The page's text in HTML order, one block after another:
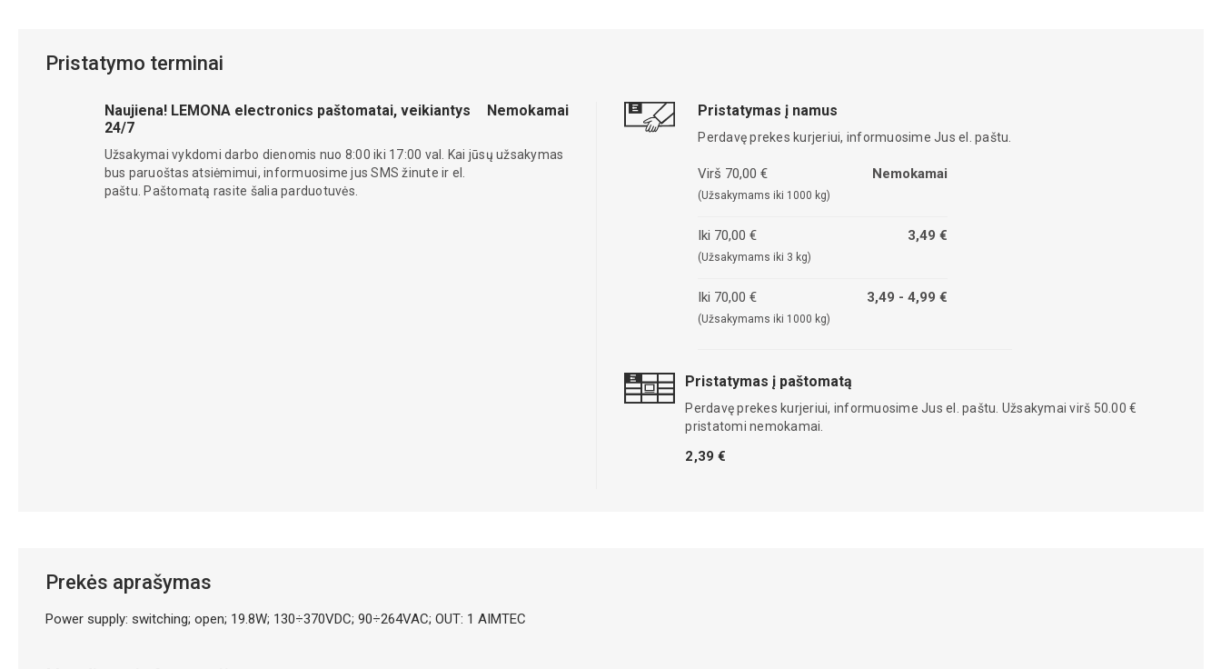
Pristatymo terminai
Naujiena! LEMONA electronics paštomatai, veikiantys
24/7
Nemokamai
Užsakymai vykdomi darbo dienomis nuo 8:00 iki 17:00 val. Kai jūsų užsakymas
bus paruoštas atsiėmimui, informuosime jus SMS žinute ir el.
paštu. Paštomatą rasite šalia parduotuvės.
Pristatymas į namus
Perdavę prekes kurjeriui, informuosime Jus el. paštu.
Virš 70,00 €
(Užsakymams iki 1000 kg)
Nemokamai
Iki 70,00 €
(Užsakymams iki 3 kg)
3,49 €
Iki 70,00 €
(Užsakymams iki 1000 kg)
3,49 - 4,99 €
Pristatymas į paštomatą
Perdavę prekes kurjeriui, informuosime Jus el. paštu. Užsakymai virš 50.00 €
pristatomi nemokamai.
2,39 €
Prekės aprašymas
Power supply: switching; open; 19.8W; 130÷370VDC; 90÷264VAC; OUT: 1 AIMTEC